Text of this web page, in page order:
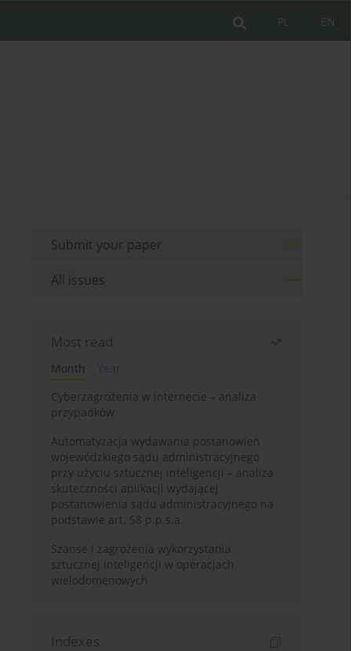
EN
PL
Submit your paper
All issues
Most read
Month
Year
Cyberzagrożenia w internecie – analiza
przypadków
Automatyzacja wydawania postanowień
wojewódzkiego sądu administracyjnego
przy użyciu sztucznej inteligencji – analiza
skuteczności aplikacji wydającej
postanowienia sądu administracyjnego na
podstawie art. 58 p.p.s.a.
Szanse i zagrożenia wykorzystania
sztucznej inteligencji w operacjach
wielodomenowych
Indexes